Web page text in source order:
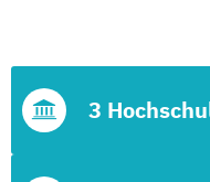
3